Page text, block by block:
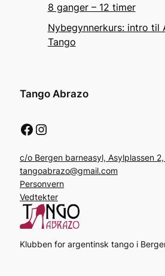
8 ganger – 12 timer
Nybegynnerkurs: intro til
Tango
Tango Abrazo
Facebook Instagram
c/o Bergen barneasyl, Asylplassen
tangoabrazo@gmail.com
Personvern
Vedtekter
Klubben for argentinsk tango i